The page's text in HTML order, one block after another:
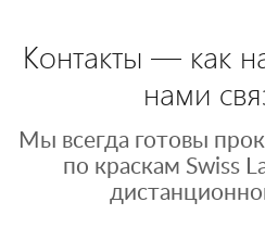
Контакты — как
нами
Мы всегда готовы
по краскам Swiss